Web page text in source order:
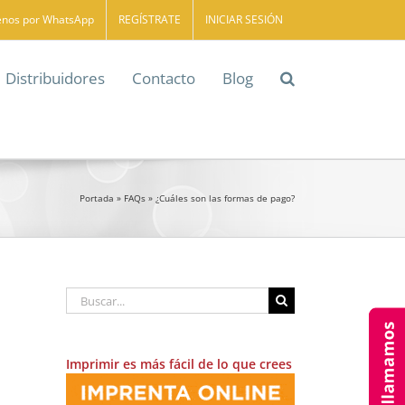
por WhatsApp REGÍSTRATE INICIAR SESIÓN
Distribuidores Contacto Blog
Portada » FAQs » ¿Cuáles son las formas de pago?
Buscar:
Imprimir es más fácil de lo que crees